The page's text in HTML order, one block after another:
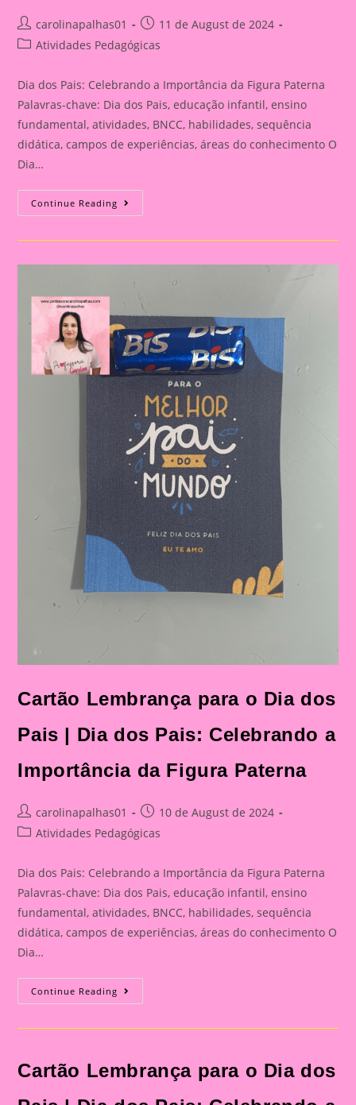
Post
author:
carolinapalhas01
Post
published:
11 de August de 2024
PostAtividades Pedagógicas
Dia dos Pais: Celebrando a Importância da Figura Paterna
Palavras-chave: Dia dos Pais, educação infantil, ensino
fundamental, atividades, BNCC, habilidades, sequência
didática, campos de experiências, áreas do conhecimento O
Dia…
Continue Reading Cartão
Lembrança
O
Pais
Dos
Pais:
Celebrando
A
Importância
Da
Figura
Paterna
Cartão Lembrança para o Dia dos
Pais | Dia dos Pais: Celebrando a
Importância da Figura Paterna
Post
author:
carolinapalhas01
Post
published:
10 de August de 2024
PostAtividades Pedagógicas
Dia dos Pais: Celebrando a Importância da Figura Paterna
Palavras-chave: Dia dos Pais, educação infantil, ensino
fundamental, atividades, BNCC, habilidades, sequência
didática, campos de experiências, áreas do conhecimento O
Dia…
Continue Reading Cartão
Lembrança
O
|
Dia
Cartão Lembrança para o Dia dos